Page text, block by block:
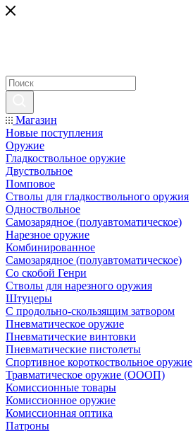
Магазин
Новые поступления
Оружие
Гладкоствольное оружие
Двуствольное
Помповое
Стволы для гладкоствольного оружия
Одноствольное
Самозарядное (полуавтоматическое)
Нарезное оружие
Комбинированное
Самозарядное (полуавтоматическое)
Со скобой Генри
Стволы для нарезного оружия
Штуцеры
С продольно-скользящим затвором
Пневматическое оружие
Пневматические винтовки
Пневматические пистолеты
Спортивное короткоствольное оружие
Травматическое оружие (ОООП)
Комиссионные товары
Комиссионное оружие
Комиссионная оптика
Патроны